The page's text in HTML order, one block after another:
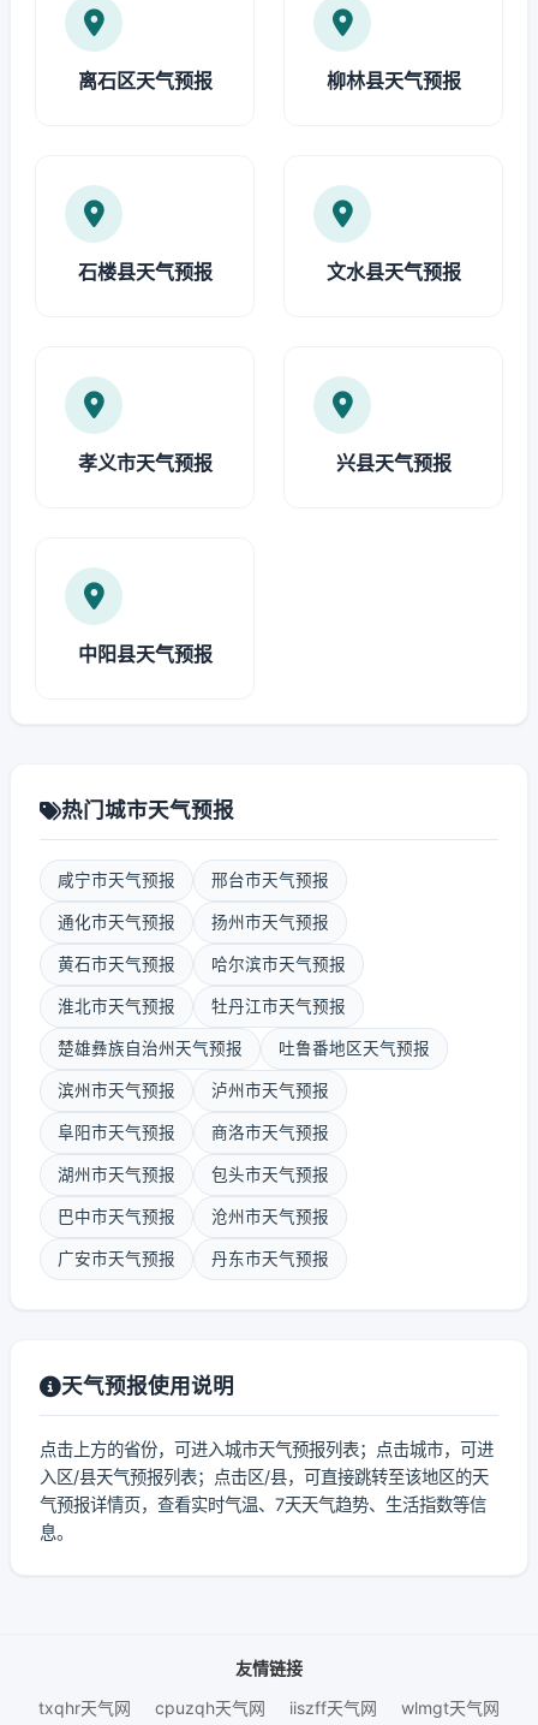
离石区天气预报 柳林县天气预报
石楼县天气预报 文水县天气预报
孝义市天气预报 兴县天气预报
中阳县天气预报
热门城市天气预报
咸宁市天气预报 邢台市天气预报
通化市天气预报 扬州市天气预报
黄石市天气预报 哈尔滨市天气预报
淮北市天气预报 牡丹江市天气预报
楚雄彝族自治州天气预报 吐鲁番地区天气预报
滨州市天气预报 泸州市天气预报
阜阳市天气预报 商洛市天气预报
湖州市天气预报 包头市天气预报
巴中市天气预报 沧州市天气预报
广安市天气预报 丹东市天气预报
天气预报使用说明
点击上方的省份，可进入城市天气预报列表；点击城市，可进
入区/县天气预报列表；点击区/县，可直接跳转至该地区的天
气预报详情页，查看实时气温、7天天气趋势、生活指数等信
息。
友情链接
txqhr天气网
cpuzqh天气网 iiszff天气网 wlmgt天气网